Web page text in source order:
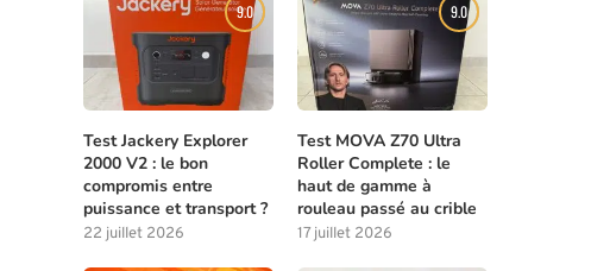
9.0
Test Jackery Explorer
2000 V2 : le bon
compromis entre
puissance et transport ?
22 juillet 2026
9.0
Test MOVA Z70 Ultra
Roller Complete : le
haut de gamme à
rouleau passé au crible
17 juillet 2026